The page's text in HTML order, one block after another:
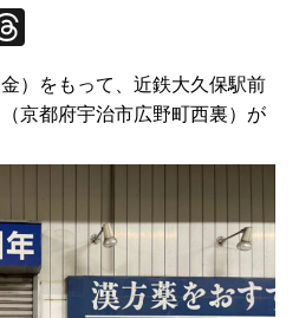
h
r
e
a
d
s
）をもって、近鉄大久保駅前
京都府宇治市広野町西裏）が